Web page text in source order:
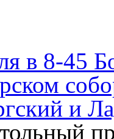
в 8-45
и